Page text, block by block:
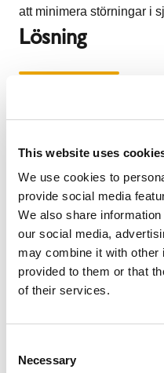
This website uses
We use cookies to
provide social media
We also share
our social media,
may combine it with other
provided to them or that
of their services.
Necessary
att minimera störningar i
Lösning
För att lösa uppgiften
med skorstenssystemen
och kopplade samman
de vertikala sektionerna
justering för att de skulle
inledningsvis ett
system är konstruerade
både inner- och ytterrör
för vårt team.
Kunden
Slutkunden är NHS